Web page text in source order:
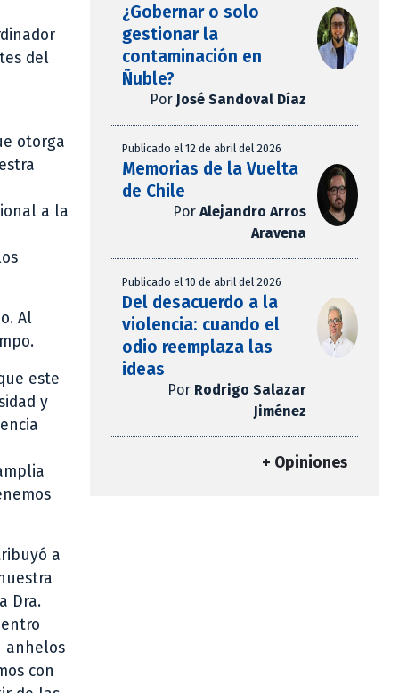
del
otorga
a la
Al
este
y
a
Dra.
anhelos
con
¿Gobernar o solo
gestionar la
contaminación en
Ñuble?
Por José Sandoval Díaz
Publicado el 12 de abril del 2026
Memorias de la Vuelta
de Chile
Por Alejandro Arros
Aravena
Publicado el 10 de abril del 2026
Del desacuerdo a la
violencia: cuando el
odio reemplaza las
ideas
Por Rodrigo Salazar
Jiménez
+ Opiniones